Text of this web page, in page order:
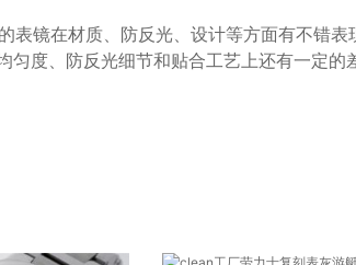
表镜在材质、防反光、设计等方面有不错表
度、防反光细节和贴合工艺上还有一定的